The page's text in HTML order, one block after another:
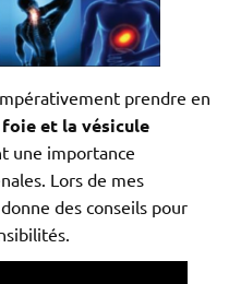
prendre en
et la vésicule
une importance
Lors de mes
des conseils pour